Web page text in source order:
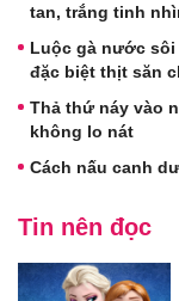
tan, trắng tinh
Luộc gà nước
đặc biệt thịt săn
Thả thứ náy vào
không lo nát
Cách nấu canh
Tin nên đọc